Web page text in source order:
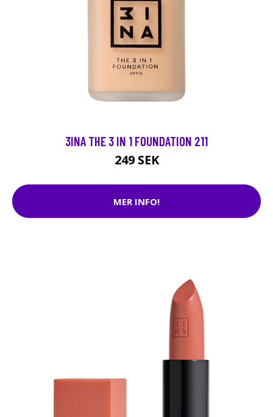
3INA THE 3 IN 1 FOUNDATION 211
249 SEK
MER INFO!